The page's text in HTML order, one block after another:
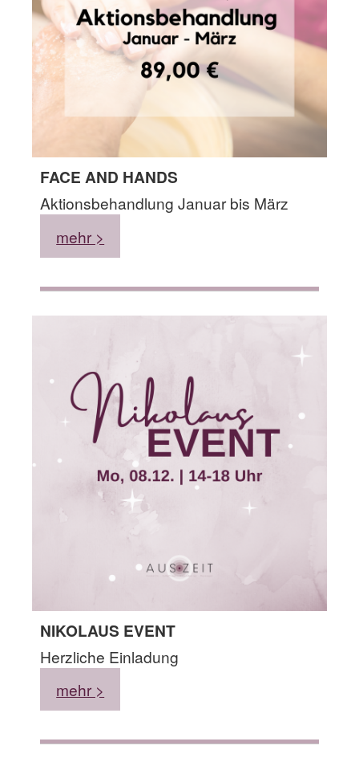
FACE AND HANDS
Aktionsbehandlung Januar bis März
mehr >
NIKOLAUS EVENT
Herzliche Einladung
mehr >